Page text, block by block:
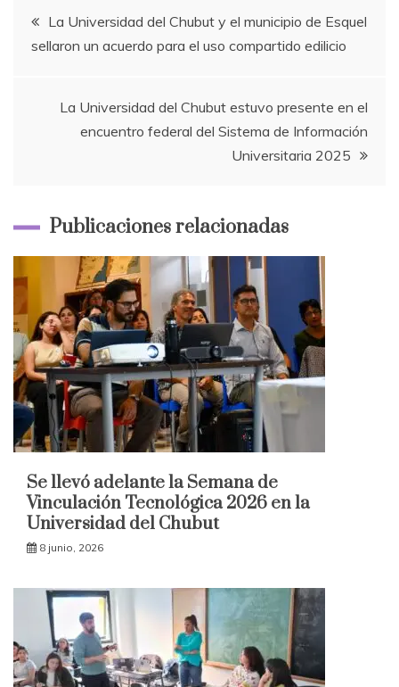
Navegación
de
entradas
La Universidad del Chubut y el municipio de Esquel
sellaron un acuerdo para el uso compartido edilicio
La Universidad del Chubut estuvo presente en el
encuentro federal del Sistema de Información
Universitaria 2025
Publicaciones relacionadas
Se llevó adelante la Semana de
Vinculación Tecnológica 2026 en la
Universidad del Chubut
8 junio, 2026